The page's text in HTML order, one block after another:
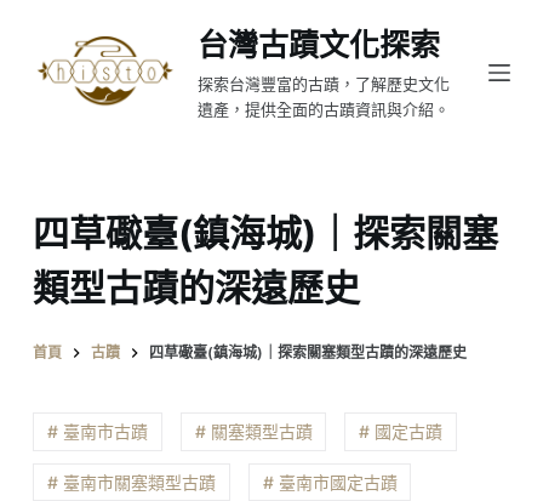
至
台灣古蹟文化探索
探索台灣豐富的古蹟，了解歷史文化
遺產，提供全面的古蹟資訊與介紹。
四草礮臺(鎮海城)｜探索關塞
類型古蹟的深遠歷史
首頁 古蹟 四草礮臺(鎮海城)｜探索關塞類型古蹟的深遠歷史
# 臺南市古蹟 # 關塞類型古蹟 # 國定古蹟
# 臺南市關塞類型古蹟 # 臺南市國定古蹟